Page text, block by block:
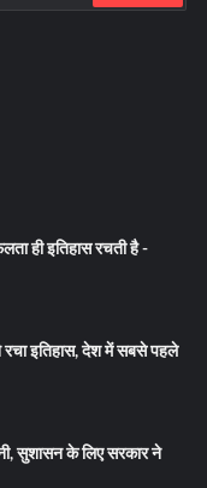
ही इतिहास रचती है -
रचा इतिहास, देश में सबसे पहले
सुशासन के लिए सरकार ने